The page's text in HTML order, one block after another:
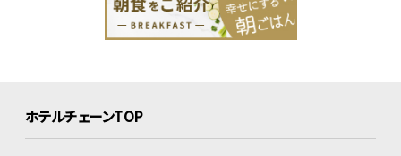
ホテルチェーンTOP